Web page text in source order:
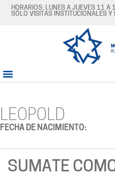
HORARIOS: LUNES A JUEVES 11
SÓLO VISITAS INSTITUCIONALES Y
LEOPOLD
FECHA DE NACIMIENTO:
SUMATE